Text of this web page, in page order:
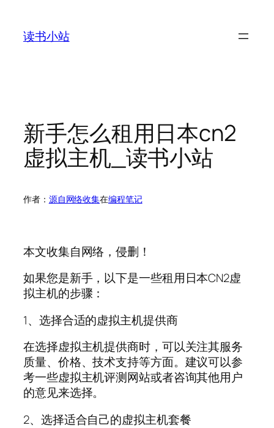
读书小站
新手怎么租用日本cn2
虚拟主机_读书小站
作者： 源自网络收集在编程笔记
本文收集自网络，侵删！
如果您是新手，以下是一些租用日本CN2虚
拟主机的步骤：
1、选择合适的虚拟主机提供商
在选择虚拟主机提供商时，可以关注其服务
质量、价格、技术支持等方面。建议可以参
考一些虚拟主机评测网站或者咨询其他用户
的意见来选择。
2、选择适合自己的虚拟主机套餐